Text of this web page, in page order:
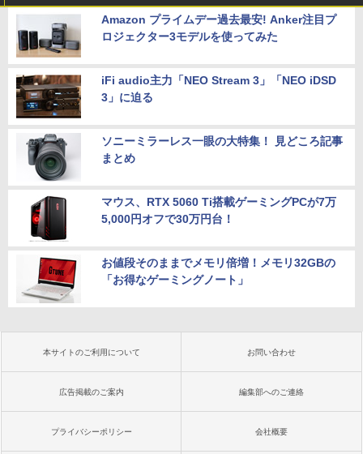
Amazon プライムデー過去最安! Anker注目プ
ロジェクター3モデルを使ってみた
iFi audio主力「NEO Stream 3」「NEO iDSD
3」に迫る
ソニーミラーレス一眼の大特集！ 見どころ記事
まとめ
マウス、RTX 5060 Ti搭載ゲーミングPCが7万
5,000円オフで30万円台！
お値段そのままでメモリ倍増！メモリ32GBの
「お得なゲーミングノート」
本サイトのご利用について お問い合わせ
広告掲載のご案内 編集部へのご連絡
プライバシーポリシー 会社概要